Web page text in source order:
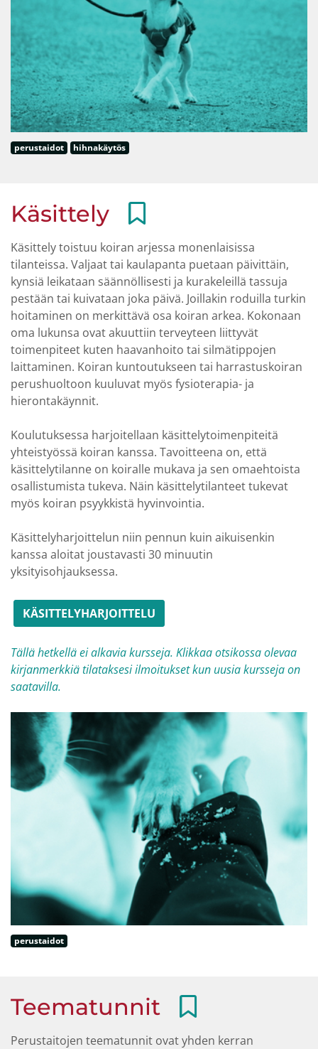
perustaidot hihnakäytös
Käsittely
Käsittely toistuu koiran arjessa monenlaisissa
tilanteissa. Valjaat tai kaulapanta puetaan päivittäin,
kynsiä leikataan säännöllisesti ja kurakeleillä tassuja
pestään tai kuivataan joka päivä. Joillakin roduilla turkin
hoitaminen on merkittävä osa koiran arkea. Kokonaan
oma lukunsa ovat akuuttiin terveyteen liittyvät
toimenpiteet kuten haavanhoito tai silmätippojen
laittaminen. Koiran kuntoutukseen tai harrastuskoiran
perushuoltoon kuuluvat myös fysioterapia- ja
hierontakäynnit.
Koulutuksessa harjoitellaan käsittelytoimenpiteitä
yhteistyössä koiran kanssa. Tavoitteena on, että
käsittelytilanne on koiralle mukava ja sen omaehtoista
osallistumista tukeva. Näin käsittelytilanteet tukevat
myös koiran psyykkistä hyvinvointia.
Käsittelyharjoittelun niin pennun kuin aikuisenkin
kanssa aloitat joustavasti 30 minuutin
yksityisohjauksessa.
KÄSITTELYHARJOITTELU
Tällä hetkellä ei alkavia kursseja. Klikkaa otsikossa olevaa
kirjanmerkkiä tilataksesi ilmoitukset kun uusia kursseja on
saatavilla.
perustaidot
Teematunnit
Perustaitojen teematunnit ovat yhden kerran